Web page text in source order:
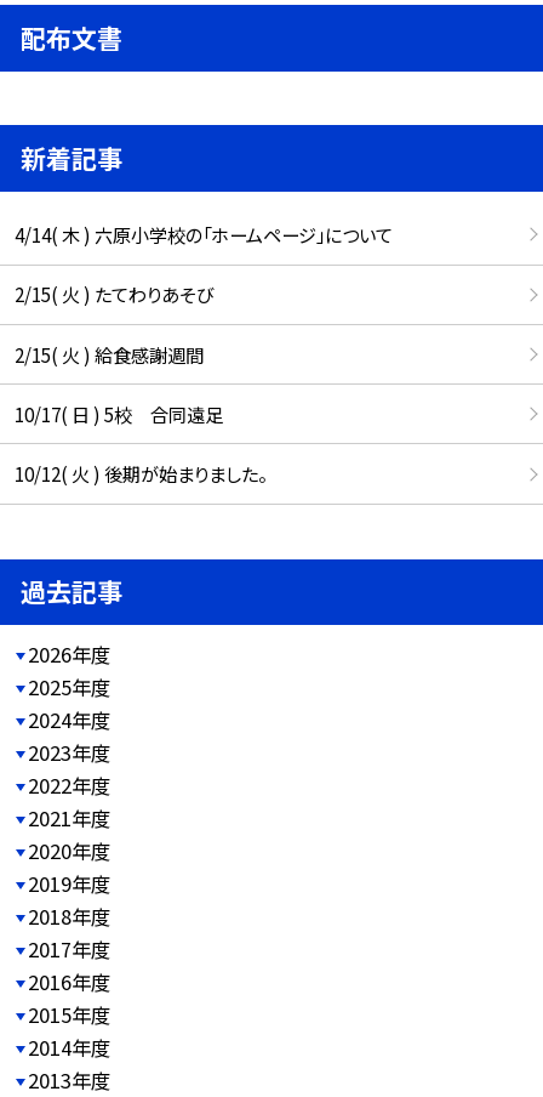
配布文書
新着記事
4/14( 木 ) 六原小学校の「ホームページ」について
2/15( 火 ) たてわりあそび
2/15( 火 ) 給食感謝週間
10/17( 日 ) 5校 合同遠足
10/12( 火 ) 後期が始まりました。
過去記事
2026年度
2025年度
2024年度
2023年度
2022年度
2021年度
2020年度
2019年度
2018年度
2017年度
2016年度
2015年度
2014年度
2013年度